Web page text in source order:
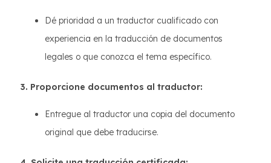
Dé prioridad a un traductor cualificado con
experiencia en la traducción de documentos
legales o que conozca el tema específico.
3. Proporcione documentos al traductor:
Entregue al traductor una copia del documento
original que debe traducirse.